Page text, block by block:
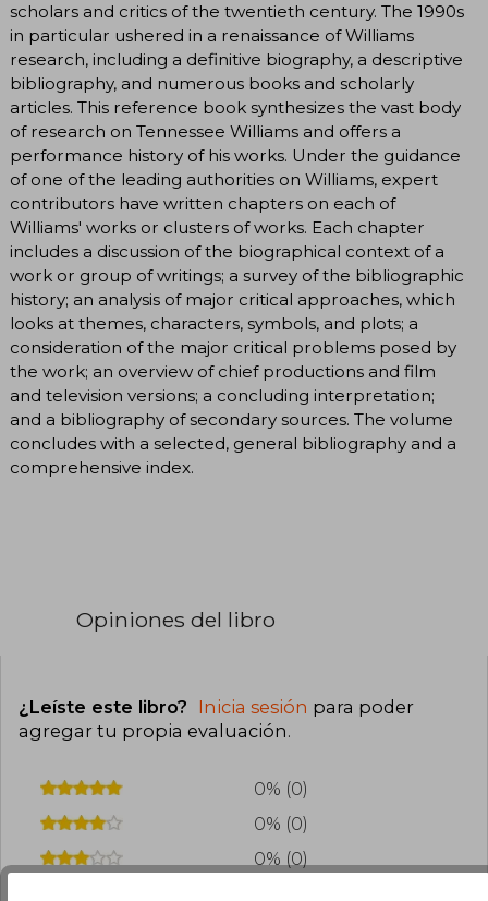
scholars and critics of the twentieth century. The 1990s
in particular ushered in a renaissance of Williams
research, including a definitive biography, a descriptive
bibliography, and numerous books and scholarly
articles. This reference book synthesizes the vast body
of research on Tennessee Williams and offers a
performance history of his works. Under the guidance
of one of the leading authorities on Williams, expert
contributors have written chapters on each of
Williams' works or clusters of works. Each chapter
includes a discussion of the biographical context of a
work or group of writings; a survey of the bibliographic
history; an analysis of major critical approaches, which
looks at themes, characters, symbols, and plots; a
consideration of the major critical problems posed by
the work; an overview of chief productions and film
and television versions; a concluding interpretation;
and a bibliography of secondary sources. The volume
concludes with a selected, general bibliography and a
comprehensive index.
Opiniones del libro
¿Leíste este libro? Inicia sesión para poder
agregar tu propia evaluación.
0% (0)
0% (0)
0% (0)